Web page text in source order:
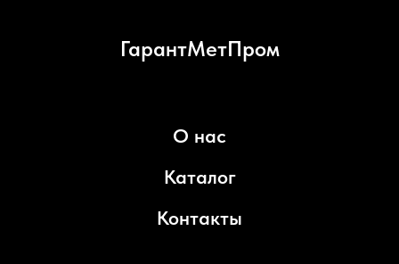
ГарантМетПром
О нас
Каталог
Контакты